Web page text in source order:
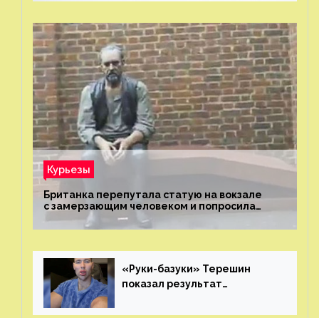
Курьезы
Британка перепутала статую на вокзале
с замерзающим человеком и попросила
о помощи
«Руки-базуки» Терешин
показал результат